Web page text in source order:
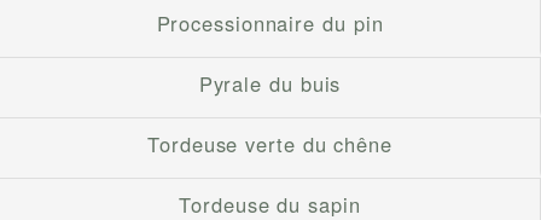
Processionnaire du pin
Pyrale du buis
Tordeuse verte du chêne
Tordeuse du sapin